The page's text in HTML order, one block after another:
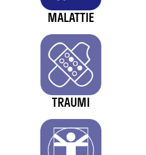
MALATTIE
TRAUMI